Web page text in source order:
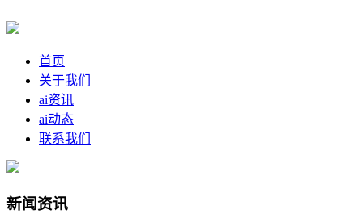
首页
关于我们
ai资讯
ai动态
联系我们
新闻资讯